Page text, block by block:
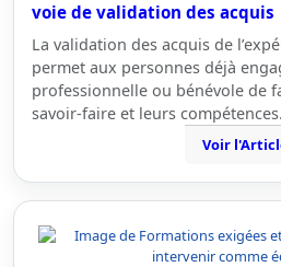
voie de validation des acquis
La validation des acquis de
permet aux personnes déjà
professionnelle ou bénévole de
savoir-faire et leurs
Voir